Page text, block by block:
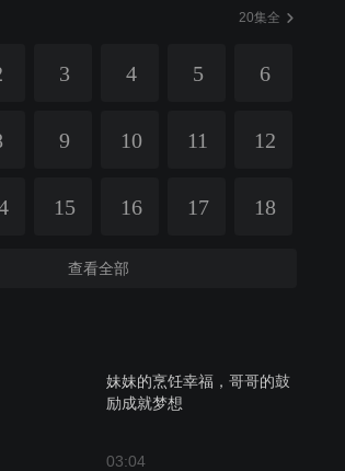
20集全
3 4 5 6
9 10 11 12
15 16 17 18
查看全部
妹妹的烹饪幸福，哥哥的鼓
励成就梦想
03:04